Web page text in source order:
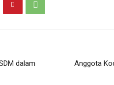
dalam
Anggota